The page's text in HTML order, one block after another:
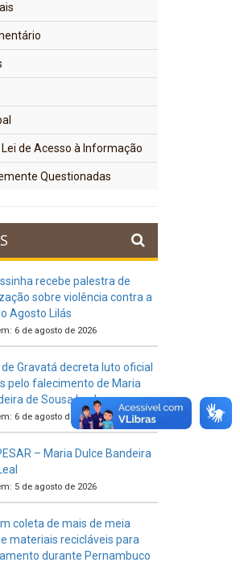
de Acesso à Informação
Questionadas
recebe palestra de
sobre violência contra a
Agosto Lilás
6 de agosto de 2026
Gravatá decreta luto oficial
pelo falecimento de Maria
de Sousa Leal
6 de agosto de 2026
– Maria Dulce Bandeira
5 de agosto de 2026
coleta de mais de meia
materiais recicláveis para
durante Pernambuco